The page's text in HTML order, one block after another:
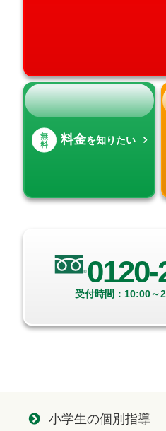
無
料
料金を知りたい
受付時間：10:00～
小学生の個別指導